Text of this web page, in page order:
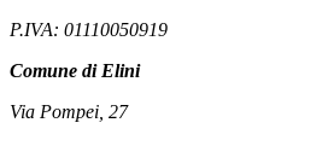
P.IVA: 01110050919
Comune di Elini
Via Pompei, 27